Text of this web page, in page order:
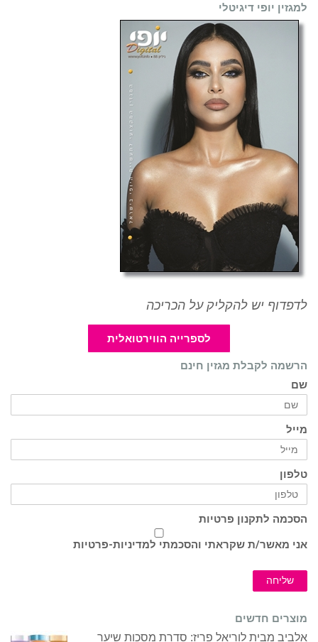
למגזין יופי דיגיטלי
לדפדוף יש להקליק על הכריכה
לספרייה הווירטואלית
הרשמה לקבלת מגזין חינם
שם
מייל
טלפון
הסכמה לתקנון פרטיות
אני מאשר/ת שקראתי והסכמתי למדיניות-פרטיות
שליחה
מוצרים חדשים
אלביב מבית לוריאל פריז: סדרת מסכות שיער